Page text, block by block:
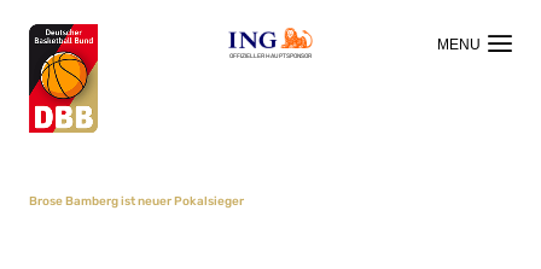
OFFIZIELLER HAUPTSPONSOR
Brose Bamberg ist neuer Pokalsieger